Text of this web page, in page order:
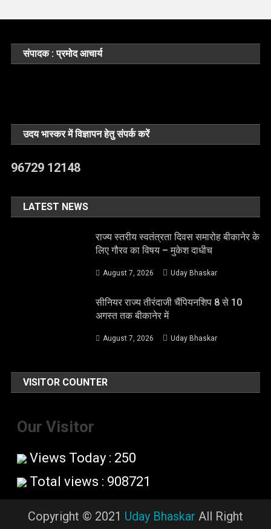
संपादक : प्रमोद आचार्य
उदय भास्कर में विज्ञापन हेतु संपर्क करें
96729 12148
LATEST NEWS
राज्य स्तरीय स्वतंत्रता दिवस समारोह बीकानेर के
लिए गौरव का विषय – मुकेश दाधीच
August 7, 2026 Uday Bhaskar
सीनियर राज्य तीरंदाजी चैंपियनशिप 8 से 10
अगस्त तक बीकानेर में
August 7, 2026 Uday Bhaskar
VISITOR COUNTER
Our Visitor
Views Today : 250
Total views : 908721
Copyright © 2021 Uday Bhaskar All Right